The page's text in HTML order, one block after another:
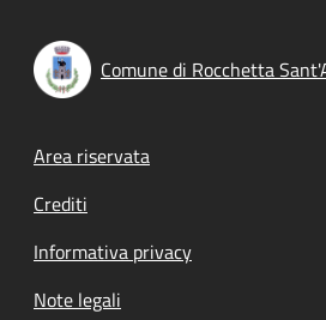
Comune di Rocchetta
Footer menu
Area riservata
Crediti
Informativa privacy
Note legali